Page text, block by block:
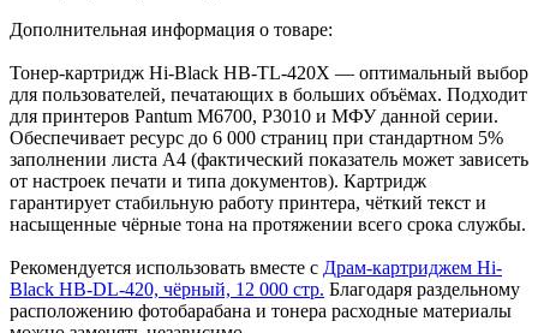
Дополнительная информация о товаре:
Тонер-картридж Hi-Black HB-TL-420X — оптимальный выбор
для пользователей, печатающих в больших объёмах. Подходит
для принтеров Pantum M6700, P3010 и МФУ данной серии.
Обеспечивает ресурс до 6 000 страниц при стандартном 5%
заполнении листа A4 (фактический показатель может зависеть
от настроек печати и типа документов). Картридж
гарантирует стабильную работу принтера, чёткий текст и
насыщенные чёрные тона на протяжении всего срока службы.
Рекомендуется использовать вместе с Драм-картриджем Hi-
Black HB-DL-420, чёрный, 12 000 стр. Благодаря раздельному
расположению фотобарабана и тонера расходные материалы